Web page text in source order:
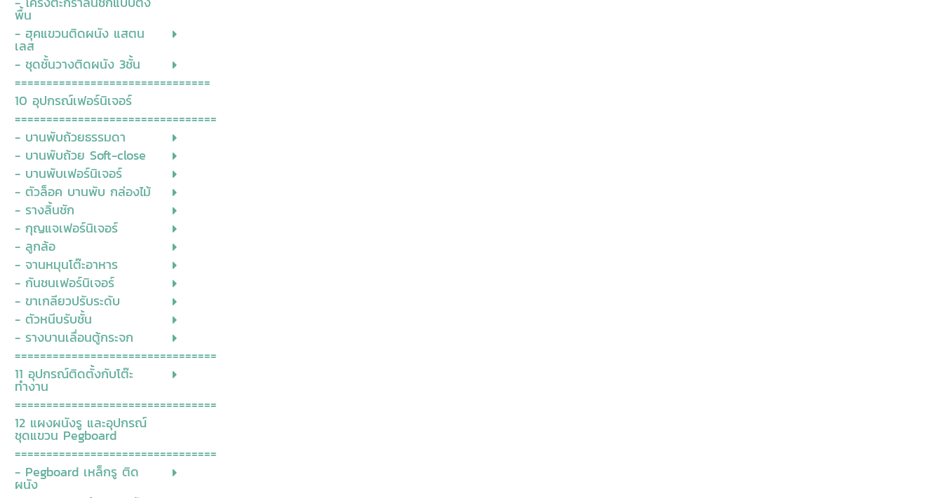
พื้น
- ฮุคแขวนติดผนัง แสตน
เลส
- ชุดชั้นวางติดผนัง 3ชั้น
===============================
10 อุปกรณ์เฟอร์นิเจอร์
================================
- บานพับถ้วยธรรมดา
- บานพับถ้วย Soft-close
- บานพับเฟอร์นิเจอร์
- ตัวล็อค บานพับ กล่องไม้
- รางลิ้นชัก
- กุญแจเฟอร์นิเจอร์
- ลูกล้อ
- จานหมุนโต๊ะอาหาร
- กันชนเฟอร์นิเจอร์
- ขาเกลียวปรับระดับ
- ตัวหนีบรับชั้น
- รางบานเลื่อนตู้กระจก
================================
11 อุปกรณ์ติดตั้งกับโต๊ะ
ทำงาน
================================
12 แผงผนังรู และอุปกรณ์
ชุดแขวน Pegboard
================================
- Pegboard เหล็กรู ติด
ผนัง